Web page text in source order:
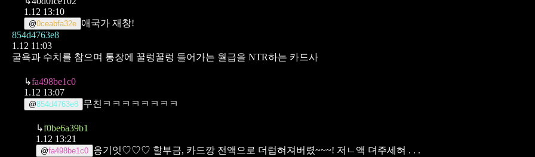
1.12 13:10
@0ceabfa32e 애국가 재창!
854d4763e8
1.12 11:03
굴욕과 수치를 참으며 통장에 꿀렁꿀렁 들어가는 월급을 NTR하는 카드사
↳fa498be1c0
1.12 13:07
@854d4763e8 무친ㅋㅋㅋㅋㅋㅋㅋㅋ
↳f0be6a39b1
1.12 13:21
@fa498be1c0 응기잇♡♡♡ 할부금, 카드깡 전액으로 더럽혀져버렸~~~! 저ㄴ액 뎌주세혀 . . .